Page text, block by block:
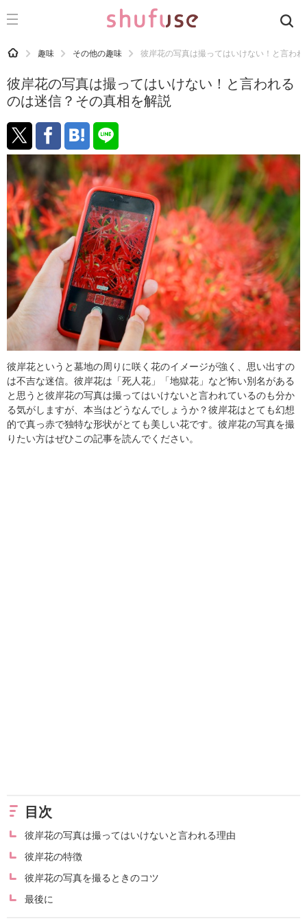
CATEGORY 記事カテゴリ
運気
洗濯
生活の知恵
お金
掃除
マナー
趣味
食材辞典
おすすめ
HOME 趣味 その他の趣味 彼岸花の写真は撮ってはいけない！と言わ
彼岸花の写真は撮ってはいけない！と言われる
のは迷信？その真相を解説
彼岸花というと墓地の周りに咲く花のイメージが強く、思い出すの
は不吉な迷信。彼岸花は「死人花」「地獄花」など怖い別名がある
と思うと彼岸花の写真は撮ってはいけないと言われているのも分か
る気がしますが、本当はどうなんでしょうか？彼岸花はとても幻想
的で真っ赤で独特な形状がとても美しい花です。彼岸花の写真を撮
りたい方はぜひこの記事を読んでください。
目次
彼岸花の写真は撮ってはいけないと言われる理由
彼岸花の特徴
彼岸花の写真を撮るときのコツ
最後に